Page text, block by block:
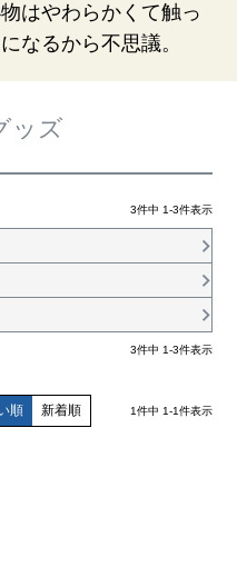
はやわらかくて触っ
なるから不思議。
ッズ
3件中 1-3件表示
3件中 1-3件表示
順 新着順 1件中 1-1件表示